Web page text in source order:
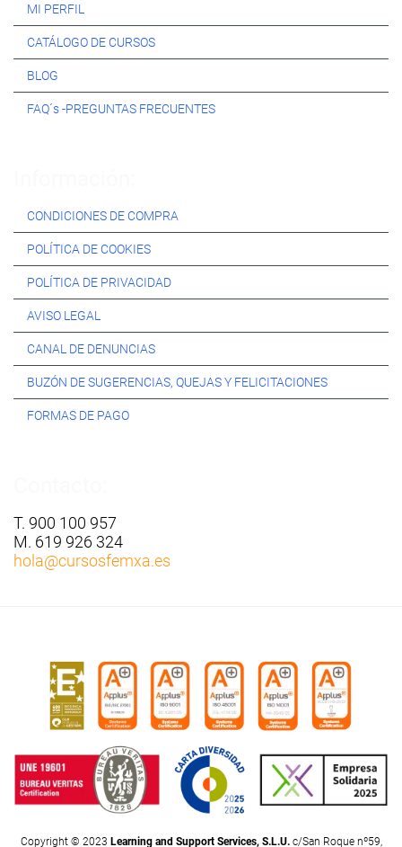
MI PERFIL
CATÁLOGO DE CURSOS
BLOG
FAQ´s -PREGUNTAS FRECUENTES
CONDICIONES DE COMPRA
POLÍTICA DE COOKIES
POLÍTICA DE PRIVACIDAD
AVISO LEGAL
CANAL DE DENUNCIAS
BUZÓN DE SUGERENCIAS, QUEJAS Y FELICITACIONES
FORMAS DE PAGO
T. 900 100 957
M. 619 926 324
hola@cursosfemxa.es
Copyright © 2023 Learning and Support Services, S.L.U.c/San Roque nº59,